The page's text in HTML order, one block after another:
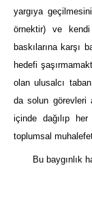
yargıya
örnektir) ve kendi
baskılarına karşı
hedefi
olan ulusalcı
da solun görevleri
içinde dağılıp
toplumsal
Bu baygınlık